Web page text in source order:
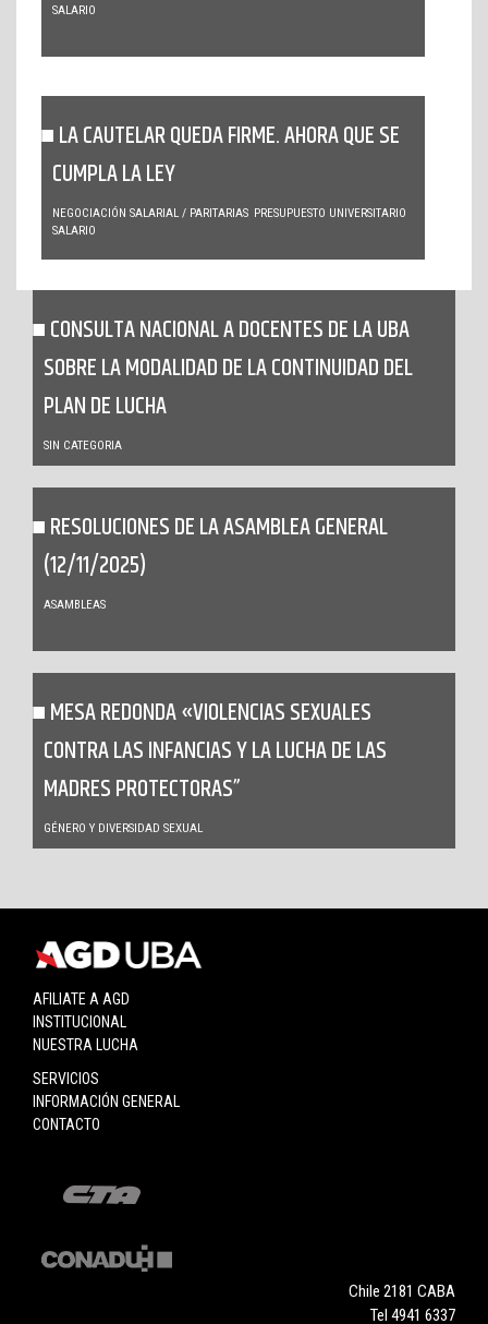
SALARIO
LA CAUTELAR QUEDA FIRME. AHORA QUE SE
CUMPLA LA LEY
NEGOCIACIÓN SALARIAL / PARITARIAS PRESUPUESTO UNIVERSITARIO
SALARIO
CONSULTA NACIONAL A DOCENTES DE LA UBA
SOBRE LA MODALIDAD DE LA CONTINUIDAD DEL
PLAN DE LUCHA
SIN CATEGORIA
RESOLUCIONES DE LA ASAMBLEA GENERAL
(12/11/2025)
ASAMBLEAS
MESA REDONDA «VIOLENCIAS SEXUALES
CONTRA LAS INFANCIAS Y LA LUCHA DE LAS
MADRES PROTECTORAS”
GÉNERO Y DIVERSIDAD SEXUAL
AFILIATE A AGD
INSTITUCIONAL
NUESTRA LUCHA
SERVICIOS
INFORMACIÓN GENERAL
CONTACTO
Chile 2181 CABA
Tel 4941 6337